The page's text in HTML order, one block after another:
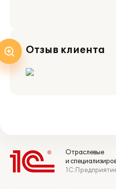
Отзыв клиента
Отраслевые
и